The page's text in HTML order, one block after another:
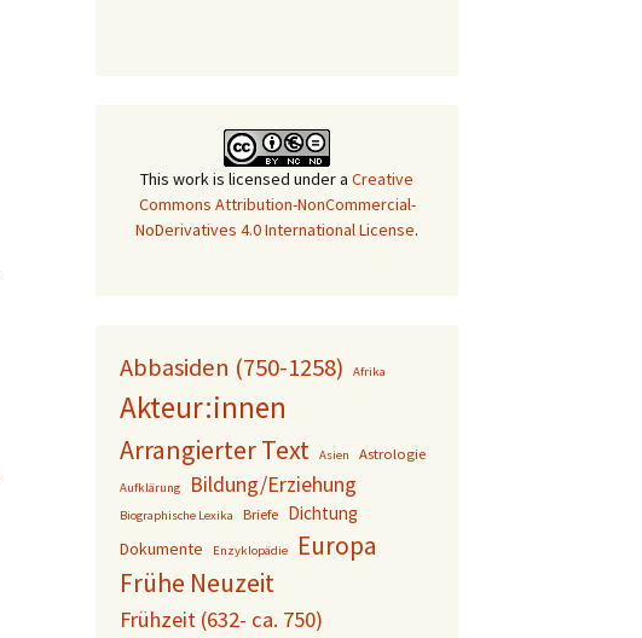
This work is licensed under a Creative
Commons Attribution-NonCommercial-
NoDerivatives 4.0 International License.
Abbasiden (750-1258) Afrika
Akteur:innen
Arrangierter Text Asien Astrologie
Aufklärung Bildung/Erziehung
Biographische Lexika Briefe Dichtung
Dokumente Enzyklopädie
Europa
Frühe Neuzeit
Frühzeit (632- ca. 750)